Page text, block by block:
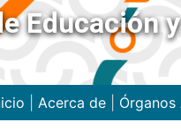
Educación
Acerca de|